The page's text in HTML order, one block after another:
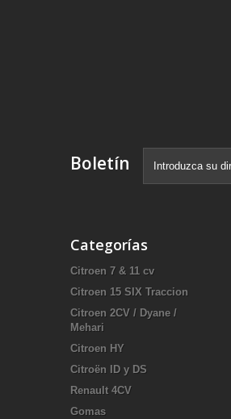
Boletín
Categorías
Citroen 7 & 11 cv
Citroen 15 SIX Traccion
Citroen 2CV / Dyane /
Mehari
Citroen HY
Citroën ID y DS
Renault 4CV
Gomas